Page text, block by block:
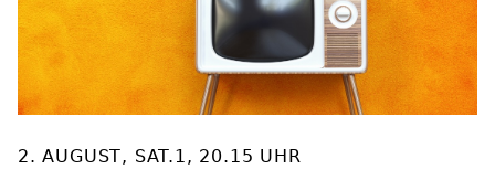
2. AUGUST, SAT.1, 20.15 UHR